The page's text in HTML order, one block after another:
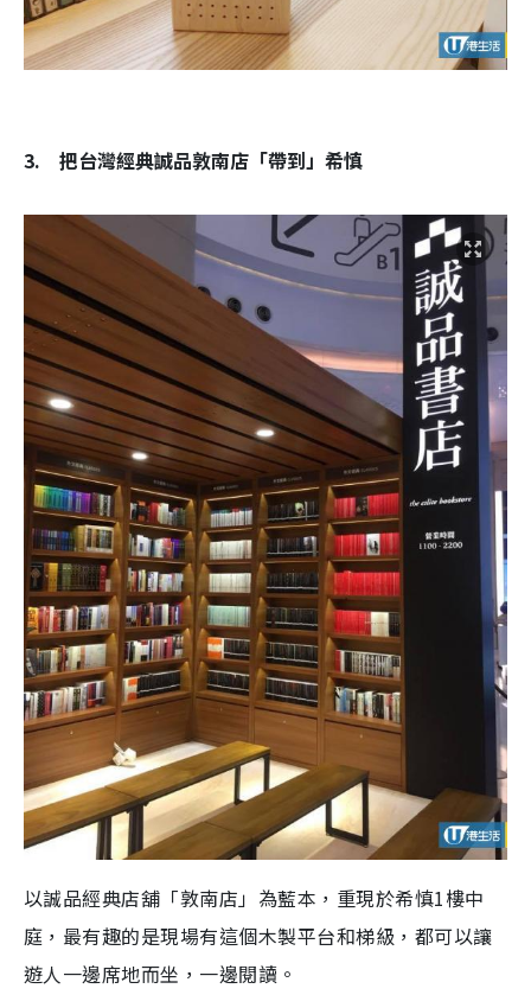
3. 把台灣經典誠品敦南店「帶到」希慎
以誠品經典店舖「敦南店」為藍本，重現於希慎1樓中
庭，最有趣的是現場有這個木製平台和梯級，都可以讓
遊人一邊席地而坐，一邊閱讀。